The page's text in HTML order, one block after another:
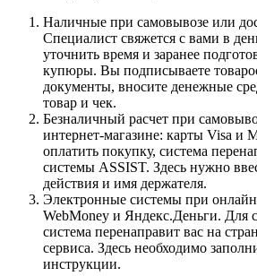
Наличные при самовывозе или
Специалист свяжется с вами в
уточнить время и заранее
купюры. Вы подписываете
документы, вносите денежные
товар и чек.
Безналичный расчет при
интернет-магазине: карты Visa и
оплатить покупку, система
системы ASSIST. Здесь нужно
действия и имя держателя.
Электронные системы при онлайн-
WebMoney и Яндекс.Деньги. Для
система перенаправит вас на
сервиса. Здесь необходимо
инструкции.